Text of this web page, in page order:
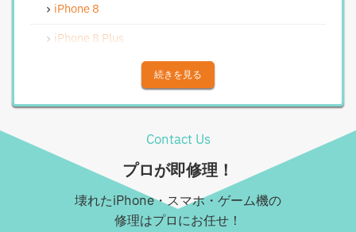
Androidバッテリー交換
Android水没洗浄作業
Androidその他部品修理
Androidロゴループ、システム復旧
Android基板破損修理（軽度）
iPhone 8
iPhone 8 Plus
iPhone XR
iPhone 11 Pro
続きを見る
Contact Us
プロが即修理！
壊れたiPhone・スマホ・ゲーム機の
修理はプロにお任せ！